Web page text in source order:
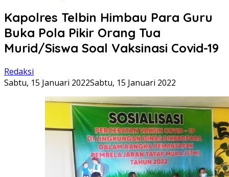
Kapolres Telbin Himbau Para Guru
Buka Pola Pikir Orang Tua
Murid/Siswa Soal Vaksinasi Covid-19
Redaksi
Sabtu, 15 Januari 2022Sabtu, 15 Januari 2022